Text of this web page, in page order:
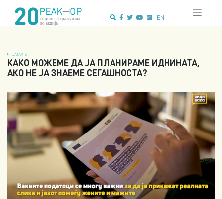
content
EN
DATAVIZ
КАКО МОЖЕМЕ ДА ЈА ПЛАНИРАМЕ ИДНИНАТА,
АКО НЕ ЈА ЗНАЕМЕ СЕГАШНОСТА?